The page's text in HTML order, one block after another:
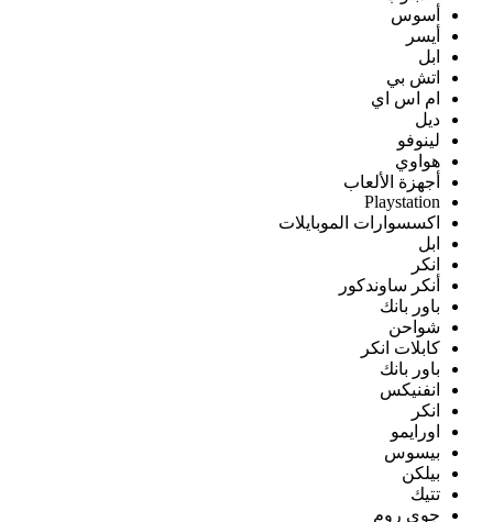
أسوس
أيسر
ابل
اتش بي
ام اس اي
ديل
لينوفو
هواوي
أجهزة الألعاب
Playstation
اكسسوارات الموبايلات
ابل
انكر
أنكر ساوندكور
باور بانك
شواحن
كابلات انكر
باور بانك
انفنيكس
انكر
اورايمو
بيسوس
بيلكن
تتيك
جوى روم